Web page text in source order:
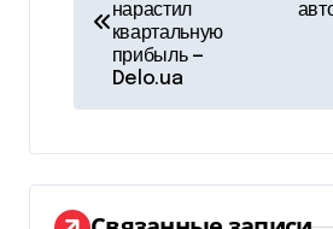
и
г
а
нарастил
квартальную
прибыль —
Delo.ua